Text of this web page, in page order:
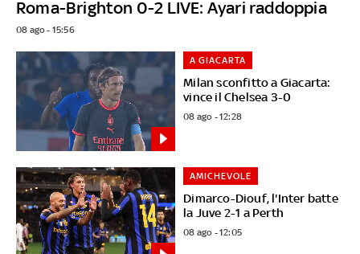
Roma-Brighton 0-2 LIVE: Ayari raddoppia
08 ago - 15:56
Milan sconfitto a Giacarta:
vince il Chelsea 3-0
A GIACARTA
08 ago - 12:28
Dimarco-Diouf, l'Inter batte
la Juve 2-1 a Perth
AMICHEVOLE
08 ago - 12:05